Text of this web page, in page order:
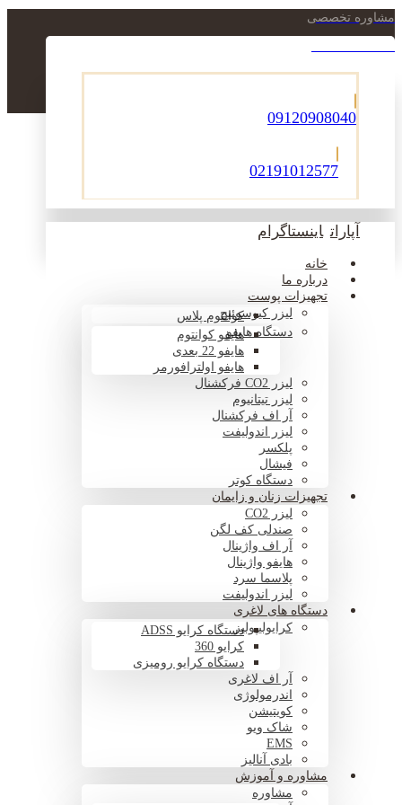
مشاوره تخصصی
09120908040
02191012577
آپارات اینستاگرام
خانه
درباره ما
تجهیزات پوست
لیزر کیوسوئیچکوانتوم پلاس
دستگاه هایفوهایفو کوانتوم
هایفو 22 بعدی
هایفو اولترافورمر
لیزر CO2 فرکشنال
لیزر تیتانیوم
آر اف فرکشنال
لیزر اندولیفت
پلکسر
فیشال
دستگاه کوتر
تجهیزات زنان و زایمان
لیزر CO2
صندلی کف لگن
آر اف واژینال
هایفو واژینال
پلاسما سرد
لیزر اندولیفت
دستگاه های لاغری
کرایولیپولیزدستگاه کرایو ADSS
کرایو 360
دستگاه کرایو رومیزی
آر اف لاغری
اندرمولوژی
کویتیشن
شاک ویو
EMS
بادی آنالیز
مشاوره و آموزش
مشاوره